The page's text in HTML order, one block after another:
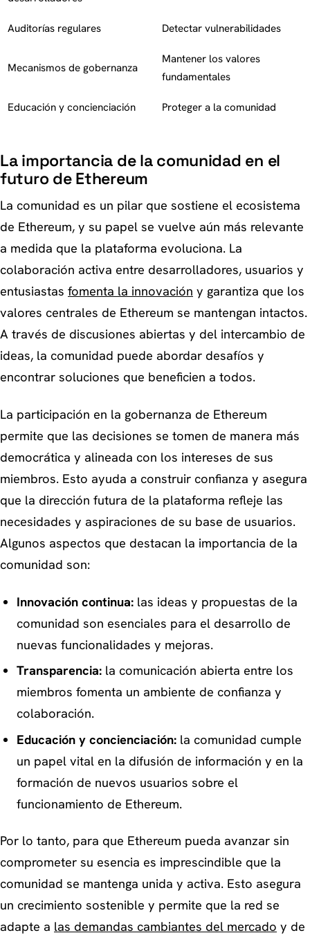
Auditorías regulares Detectar vulnerabilidades
Mecanismos de gobernanza
Mantener los valores
fundamentales
Educación y concienciación Proteger a la comunidad
La importancia de la comunidad en el
futuro de Ethereum
La comunidad es un pilar que sostiene el ecosistema
de Ethereum, y su papel se vuelve aún más relevante
a medida que la plataforma evoluciona. La
colaboración activa entre desarrolladores, usuarios y
entusiastas fomenta la innovación y garantiza que los
valores centrales de Ethereum se mantengan intactos.
A través de discusiones abiertas y del intercambio de
ideas, la comunidad puede abordar desafíos y
encontrar soluciones que beneficien a todos.
La participación en la gobernanza de Ethereum
permite que las decisiones se tomen de manera más
democrática y alineada con los intereses de sus
miembros. Esto ayuda a construir confianza y asegura
que la dirección futura de la plataforma refleje las
necesidades y aspiraciones de su base de usuarios.
Algunos aspectos que destacan la importancia de la
comunidad son:
Innovación continua:las ideas y propuestas de la
comunidad son esenciales para el desarrollo de
nuevas funcionalidades y mejoras.
Transparencia:la comunicación abierta entre los
miembros fomenta un ambiente de confianza y
colaboración.
Educación y concienciación:la comunidad cumple
un papel vital en la difusión de información y en la
formación de nuevos usuarios sobre el
funcionamiento de Ethereum.
Por lo tanto, para que Ethereum pueda avanzar sin
comprometer su esencia es imprescindible que la
comunidad se mantenga unida y activa. Esto asegura
un crecimiento sostenible y permite que la red se
adapte a las demandas cambiantes del mercado y de